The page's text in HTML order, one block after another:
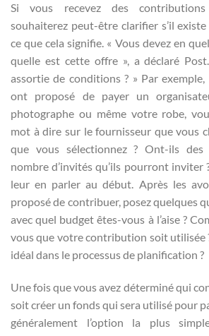
Si vous recevez des contributions
souhaiterez peut-être clarifier s’il
ce que cela signifie. « Vous devez en
quelle est cette offre », a déclaré
assortie de conditions ? » Par
ont proposé de payer un
photographe ou même votre robe,
mot à dire sur le fournisseur que vous
que vous sélectionnez ? Ont-ils
nombre d’invités qu’ils pourront inviter
leur en parler au début. Après les
proposé de contribuer, posez quelques
avec quel budget êtes-vous à l’aise ?
vous que votre contribution soit utilisée
idéal dans le processus de planification ?
Une fois que vous avez déterminé qui
soit créer un fonds qui sera utilisé pour
généralement l’option la plus